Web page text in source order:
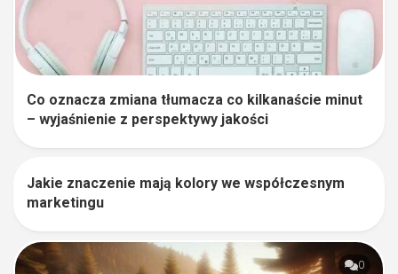
Co oznacza zmiana tłumacza co kilkanaście minut
– wyjaśnienie z perspektywy jakości
Jakie znaczenie mają kolory we współczesnym
marketingu
0